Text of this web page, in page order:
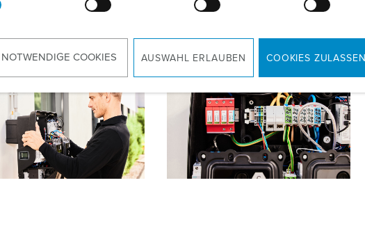
COOKIES AUSWAHL ERLAUBEN COOKIES ZULASSEN
la borne de recharge 3. Établir les connexions